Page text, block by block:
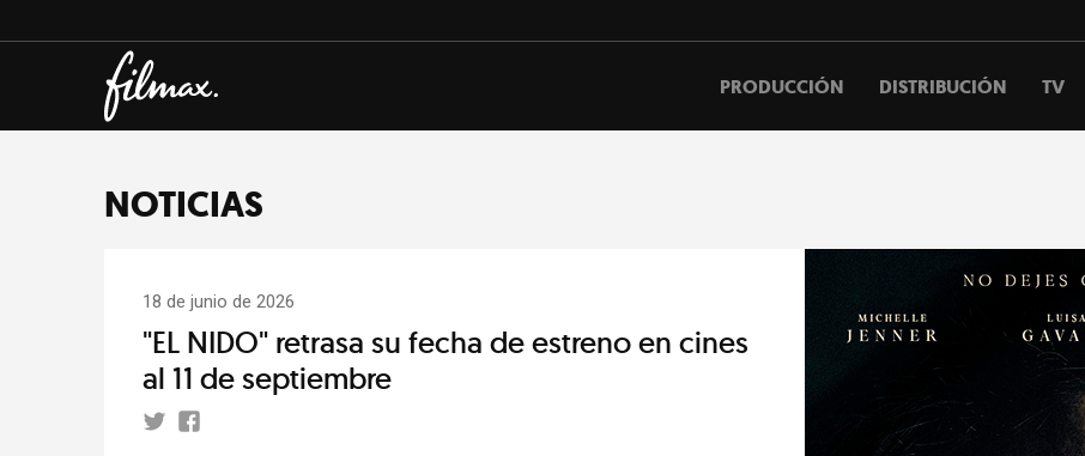
PRODUCCIÓN DISTRIBUCIÓN TV
NOTICIAS
18 de junio de 2026
"EL NIDO" retrasa su fecha de estreno en cines
al 11 de septiembre